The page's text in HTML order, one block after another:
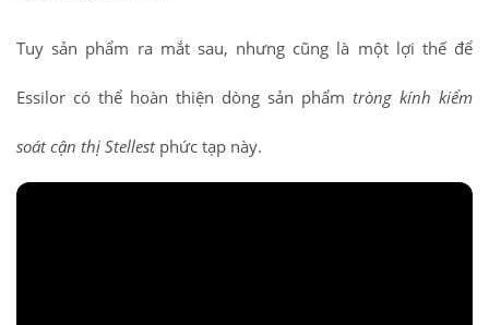
Tuy sản phẩm ra mắt sau, nhưng cũng là một lợi thế để
Essilor có thể hoàn thiện dòng sản phẩm tròng kính kiểm
soát cận thị Stellestphức tạp này.